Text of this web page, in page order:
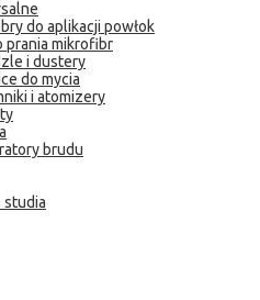
do aplikacji powłok
prania mikrofibr
i dustery
do mycia
i atomizery
brudu
studia